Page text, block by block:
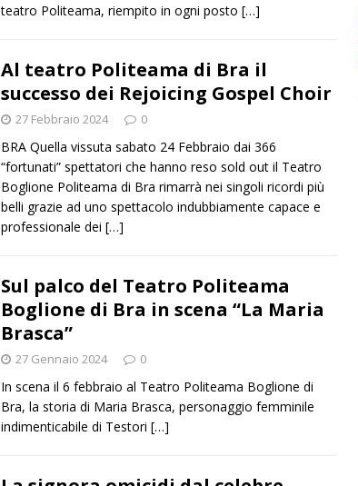
teatro Politeama, riempito in ogni posto […]
Al teatro Politeama di Bra il
successo dei Rejoicing Gospel Choir
27 Febbraio 2024 0
BRA Quella vissuta sabato 24 Febbraio dai 366
“fortunati” spettatori che hanno reso sold out il Teatro
Boglione Politeama di Bra rimarrà nei singoli ricordi più
belli grazie ad uno spettacolo indubbiamente capace e
professionale dei […]
Sul palco del Teatro Politeama
Boglione di Bra in scena “La Maria
Brasca”
27 Gennaio 2024 0
In scena il 6 febbraio al Teatro Politeama Boglione di
Bra, la storia di Maria Brasca, personaggio femminile
indimenticabile di Testori […]